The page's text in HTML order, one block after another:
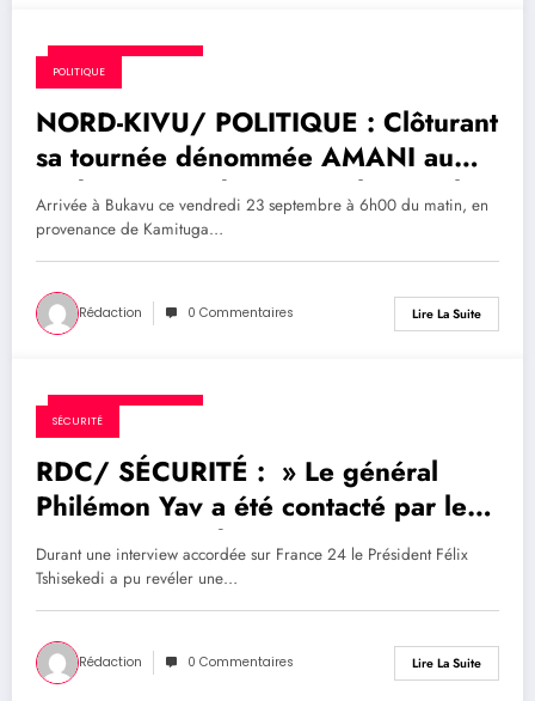
24 septembre 2022
POLITIQUE
NORD-KIVU/ POLITIQUE : Clôturant
sa tournée dénommée AMANI au
Sud et au Nord-Kivu, Vital Kamerhe
a été à Walikale
Arrivée à Bukavu ce vendredi 23 septembre à 6h00 du matin, en
provenance de Kamituga…
Rédaction 0 Commentaires Lire La Suite
24 septembre 2022
SÉCURITÉ
RDC/ SÉCURITÉ : » Le général
Philémon Yav a été contacté par les
services rwandais pour permettre au
M23 de prendre la ville de Goma »
(Félix Tshisekedi)
Durant une interview accordée sur France 24 le Président Félix
Tshisekedi a pu revéler une…
Rédaction 0 Commentaires Lire La Suite